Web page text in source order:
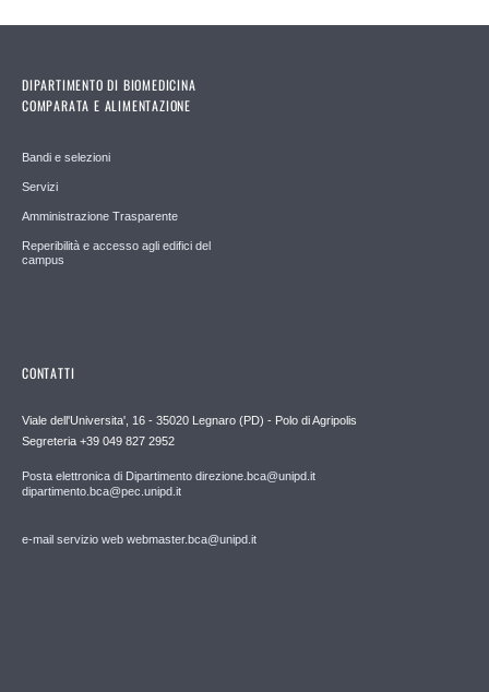
DIPARTIMENTO DI BIOMEDICINA
COMPARATA E ALIMENTAZIONE
Bandi e selezioni
Servizi
Amministrazione Trasparente
Reperibilità e accesso agli edifici del
campus
CONTATTI
Viale dell'Universita', 16 - 35020 Legnaro (PD) - Polo di Agripolis
Segreteria +39 049 827 2952
Posta elettronica di Dipartimento direzione.bca@unipd.it
dipartimento.bca@pec.unipd.it
e-mail servizio web webmaster.bca@unipd.it